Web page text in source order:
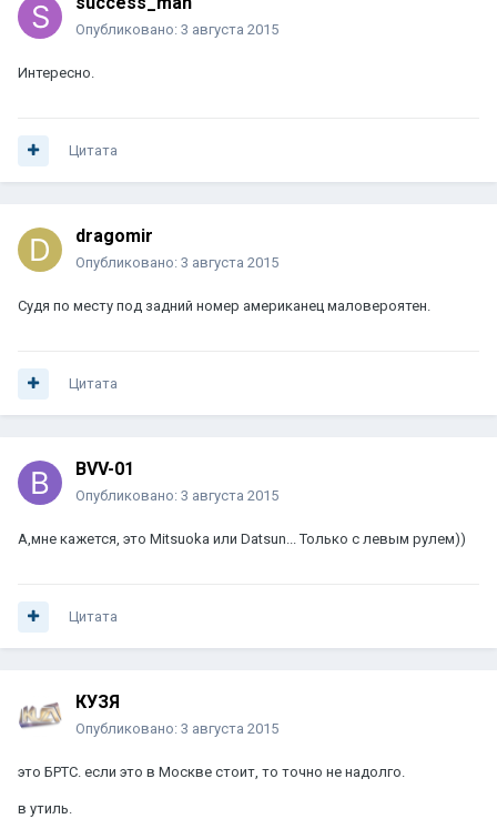
Опубликовано: 3 августа 2015
Интересно.
Цитата
dragomir
Опубликовано: 3 августа 2015
Судя по месту под задний номер американец маловероятен.
Цитата
BVV-01
Опубликовано: 3 августа 2015
А,мне кажется, это Mitsuoka или Datsun... Только с левым рулем))
Цитата
КУЗЯ
Опубликовано: 3 августа 2015
это БРТС. если это в Москве стоит, то точно не надолго.
в утиль.